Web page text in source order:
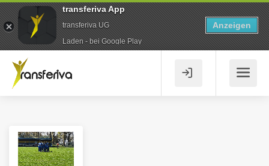
transferiva App
transferiva UG
Laden - bei Google Play
Anzeigen